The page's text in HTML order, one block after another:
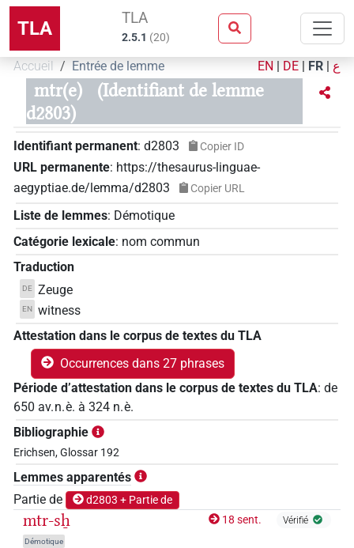
TLA TLA
2.5.1 (20)
Accueil Entrée de lemme EN | DE | FR | ع
mtr(e)
(Identifiant de lemme
d2803)
Identifiant permanent: d2803 Copier ID
URL permanente: https://thesaurus-linguae-
aegyptiae.de/lemma/d2803
Copier URL
Liste de lemmes: Démotique
Catégorie lexicale: nom commun
Traduction
DE Zeuge
EN witness
Attestation dans le corpus de textes du TLA
Occurrences dans 27 phrases
Période d’attestation dans le corpus de textes du TLA: de
650 av. n. è. à 324 n. è.
Bibliographie
Erichsen, Glossar 192
Lemmes apparentés
Partie de
d2803 + Partie de
mtr-sẖ
Démotique
18 sent. Vérifié